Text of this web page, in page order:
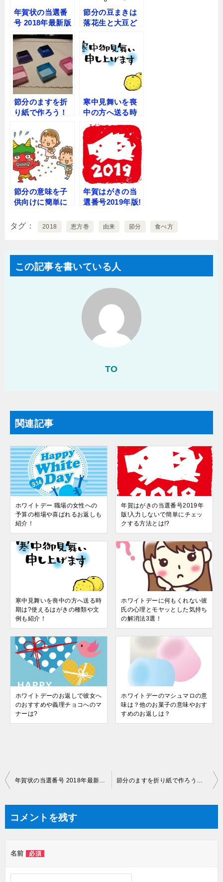
(
新
し
い
ウ
ィ
ド
ウ
で
開
き
ま
す
)
リ
ッ
ク
し
て
く
だ
さ
い
(
新
し
い
ウ
ィ
ン
ド
ウ
開
き
ま
す
)
年賀状の当選番
号 2018年最新版
入力不要で簡単
チェック！
節分の豆まきは
落花生と大豆ど
り方や恵方巻を
食べる順番は？
節分のますを折
り紙で作ろう！
やすく解説！
寒中見舞いを喪
中の方へ送る時
期は?使えるはが
きの種類や文例
も紹介！
節分の意味を子
供向けに簡単に
えるポイントを
年賀はがきの当
選番号2019年版!
単にチェックす
タグ 2018 恵方巻 由来 節分 食べ方
この記事を書いている人
TO
関連記事
ホワイトデー 職場の女性への
予算の相場や喜ばれるお返しも
紹介！
年賀はがきの当選番号2019年
版!入力しないで簡単にチェッ
クする方法とは!?
寒中見舞いを喪中の方へ送る時
期は?使えるはがきの種類や文
例も紹介！
ホワイトデーに何もくれない彼
氏の心理とモヤッとした気持ち
の解消法3選！
ホワイトデーのお返しで彼女へ
のおすすめや義理チョコへのマ
ナーは?
ホワイトデーのマシュマロの意
味は？他のお菓子の意味やおす
すめのお返しは？
投
ビ
ー
シ
コメントを残す
名前 必須